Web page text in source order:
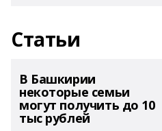
Статьи
В Башкирии
некоторые семьи
могут получить до 10
тыс рублей